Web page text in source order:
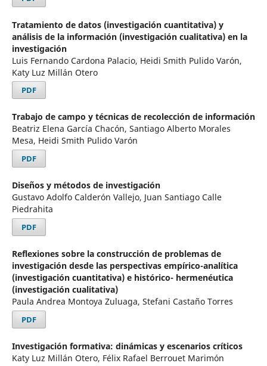
Tratamiento de datos (investigación cuantitativa) y
análisis de la información (investigación cualitativa) en la
investigación
Luis Fernando Cardona Palacio, Heidi Smith Pulido Varón,
Katy Luz Millán Otero
PDF
Trabajo de campo y técnicas de recolección de información
Beatriz Elena García Chacón, Santiago Alberto Morales
Mesa, Heidi Smith Pulido Varón
PDF
Diseños y métodos de investigación
Gustavo Adolfo Calderón Vallejo, Juan Santiago Calle
Piedrahita
PDF
Reflexiones sobre la construcción de problemas de
investigación desde las perspectivas empírico-analítica
(investigación cuantitativa) e histórico- hermenéutica
(investigación cualitativa)
Paula Andrea Montoya Zuluaga, Stefani Castaño Torres
PDF
Investigación formativa: dinámicas y escenarios críticos
Katy Luz Millán Otero, Félix Rafael Berrouet Marimón